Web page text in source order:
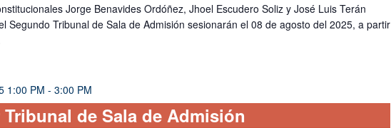
Jorge Benavides Ordóñez, Jhoel Escudero Soliz y José Luis Terán
Segundo Tribunal de Sala de Admisión sesionarán el 08 de agosto del 2025, a partir
1:00 PM - 3:00 PM
Tribunal de Sala de Admisión